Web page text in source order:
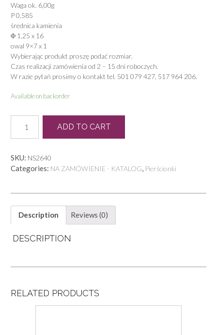
Waga ok. 6,00g
P 0,585
średnica kamienia
Φ 1,25 x 16
owal 9×7 x 1
Wybierając produkt proszę podać rozmiar.
Czas realizacji zamówienia od 2 – 15 dni roboczych.
W razie pytań prosimy o kontakt tel. 501 079 427, 517 964 206.
Available on backorder
0841
quantity
ADD TO CART
SKU: NS2640
Categories: NA ZAMÓWIENIE - KATALOG, Pierścionki
Description Reviews (0)
DESCRIPTION
RELATED PRODUCTS